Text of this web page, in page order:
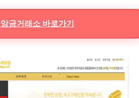
금거래소 바로가기